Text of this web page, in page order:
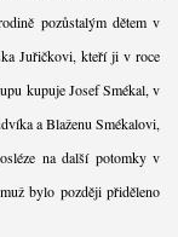
pozůstalým dětem v
Juřičkovi, kteří ji v roce
kupuje Josef Smékal, v
a Blaženu Smékalovi,
na další potomky v
bylo později přiděleno